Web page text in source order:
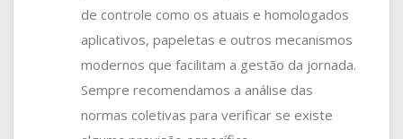
de controle como os atuais e homologados
aplicativos, papeletas e outros mecanismos
modernos que facilitam a gestão da jornada.
Sempre recomendamos a análise das
normas coletivas para verificar se existe